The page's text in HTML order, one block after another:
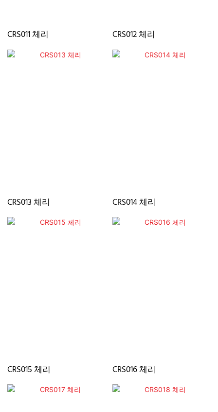
CRS011 체리 CRS012 체리
CRS013 체리 CRS014 체리
CRS015 체리 CRS016 체리